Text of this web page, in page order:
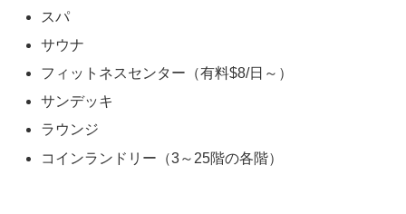
スパ
サウナ
フィットネスセンター（有料$8/日～）
サンデッキ
ラウンジ
コインランドリー（3～25階の各階）